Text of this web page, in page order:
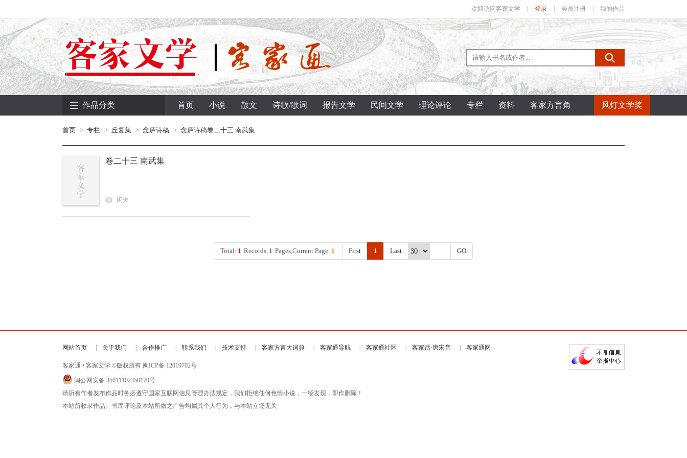
欢迎访问客家文学 登录 会员注册 我的作品
作品分类 首页 小说 散文 诗歌/歌词 报告文学 民间文学 理论评论 专栏 资料 客家方言角 风灯文学奖
首页 专栏 丘复集 念庐诗稿 念庐诗稿卷二十三 南武集
卷二十三 南武集
闲夫
Total: 1 Records, 1 Pages,Current Page: 1 First 1 Last GO
网站首页 关于我们 合作推广 联系我们 技术支持 客家方言大词典 客家通导航 客家通社区 客家话·唐宋音 客家通网
客家通 • 客家文学 ©版权所有 闽ICP备 12010702号
闽公网安备 35011102350170号
请所有作者发布作品时务必遵守国家互联网信息管理办法规定，我们拒绝任何色情小说，一经发现，即作删除！
本站所收录作品、书库评论及本站所做之广告均属其个人行为，与本站立场无关